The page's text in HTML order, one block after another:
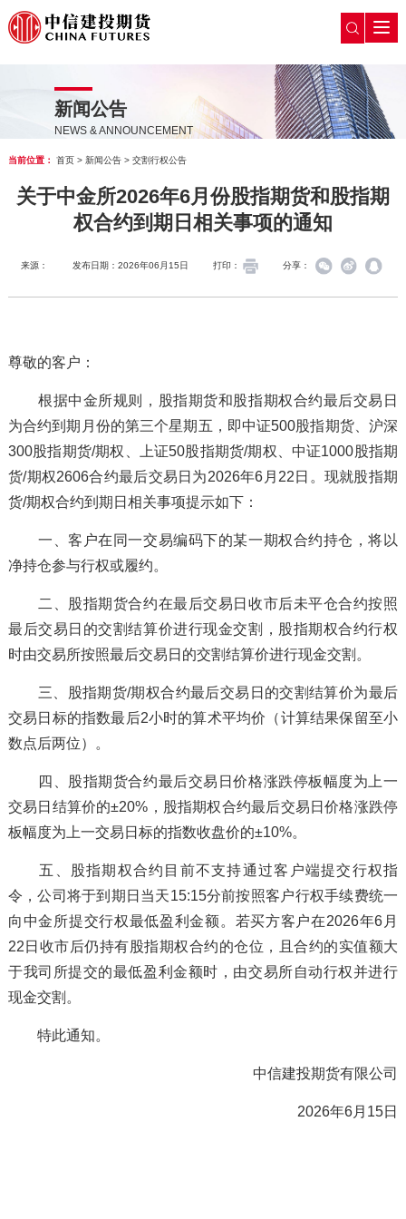
新闻公告
NEWS & ANNOUNCEMENT
当前位置： 首页> 新闻公告> 交割行权公告
关于中金所2026年6月份股指期货和股指期
权合约到期日相关事项的通知
来源： 发布日期：2026年06月15日 打印： 分享：
尊敬的客户：
根据中金所规则，股指期货和股指期权合约最后交易日
为合约到期月份的第三个星期五，即中证500股指期货、沪深
300股指期货/期权、上证50股指期货/期权、中证1000股指期
货/期权2606合约最后交易日为2026年6月22日。现就股指期
货/期权合约到期日相关事项提示如下：
一、客户在同一交易编码下的某一期权合约持仓，将以
净持仓参与行权或履约。
二、股指期货合约在最后交易日收市后未平仓合约按照
最后交易日的交割结算价进行现金交割，股指期权合约行权
时由交易所按照最后交易日的交割结算价进行现金交割。
三、股指期货/期权合约最后交易日的交割结算价为最后
交易日标的指数最后2小时的算术平均价（计算结果保留至小
数点后两位）。
四、股指期货合约最后交易日价格涨跌停板幅度为上一
交易日结算价的±20%，股指期权合约最后交易日价格涨跌停
板幅度为上一交易日标的指数收盘价的±10%。
五、股指期权合约目前不支持通过客户端提交行权指
令，公司将于到期日当天15:15分前按照客户行权手续费统一
向中金所提交行权最低盈利金额。若买方客户在2026年6月
22日收市后仍持有股指期权合约的仓位，且合约的实值额大
于我司所提交的最低盈利金额时，由交易所自动行权并进行
现金交割。
特此通知。
中信建投期货有限公司
2026年6月15日